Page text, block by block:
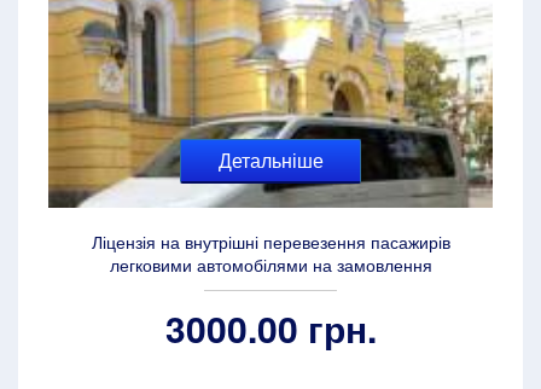
Детальніше
Ліцензія на внутрішні перевезення пасажирів
легковими автомобілями на замовлення
3000.00 грн.